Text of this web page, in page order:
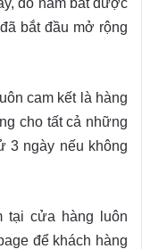
bắt đầu mở rộng
cam kết là hàng
cho tất cả những
3 ngày nếu không
tại cửa hàng luôn
để khách hàng